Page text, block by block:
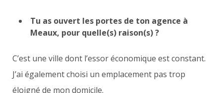
Tu as ouvert les portes de ton agence à
Meaux, pour quelle(s) raison(s) ?
C’est une ville dont l’essor économique est constant.
J’ai également choisi un emplacement pas trop
éloigné de mon domicile.